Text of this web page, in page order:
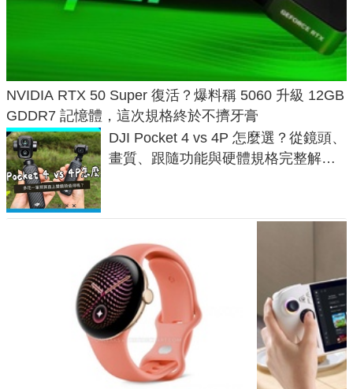
NVIDIA RTX 50 Super 復活？爆料稱 5060 升級 12GB
GDDR7 記憶體，這次規格終於不擠牙膏
DJI Pocket 4 vs 4P 怎麼選？從鏡頭、
畫質、跟隨功能與硬體規格完整解